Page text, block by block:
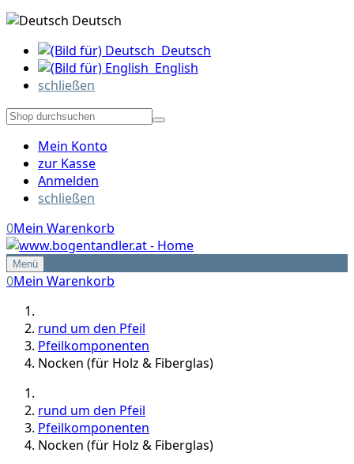
Deutsch
Deutsch
English
schließen
Mein Konto
zur Kasse
Anmelden
schließen
0Mein Warenkorb
Menü
0Mein Warenkorb
rund um den Pfeil
Pfeilkomponenten
Nocken (für Holz & Fiberglas)
rund um den Pfeil
Pfeilkomponenten
Nocken (für Holz & Fiberglas)